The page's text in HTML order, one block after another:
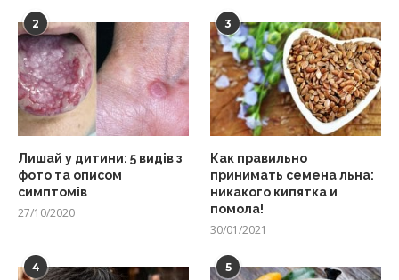
2
Лишай у дитини: 5 видів з
фото та описом
симптомів
27/10/2020
3
Как правильно
принимать семена льна:
никакого кипятка и
помола!
30/01/2021
4 5